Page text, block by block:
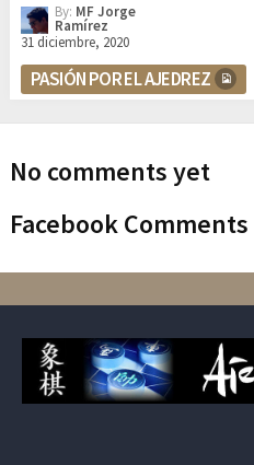
By: MF Jorge
Ramírez
31 diciembre, 2020
PASIÓN POR EL AJEDREZ
No comments yet
Facebook Comments